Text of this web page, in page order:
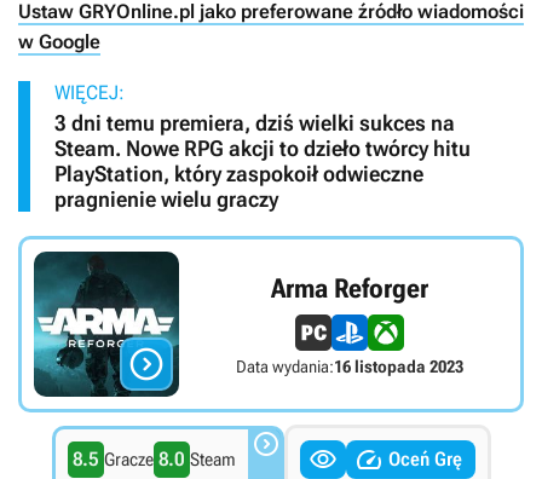
Ustaw GRYOnline.pl jako preferowane źródło wiadomości
w Google
WIĘCEJ:
3 dni temu premiera, dziś wielki sukces na
Steam. Nowe RPG akcji to dzieło twórcy hitu
PlayStation, który zaspokoił odwieczne
pragnienie wielu graczy

Arma Reforger
Data wydania:16 listopada 2023
8.5 Gracze 8.0 Steam    Oceń Grę